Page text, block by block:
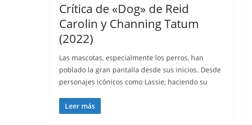
Crítica de «Dog» de Reid
Carolin y Channing Tatum
(2022)
Las mascotas, especialmente los perros, han
poblado la gran pantalla desde sus inicios. Desde
personajes icónicos como Lassie, haciendo su
Leer más